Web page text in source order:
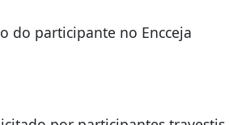
do participante no Encceja